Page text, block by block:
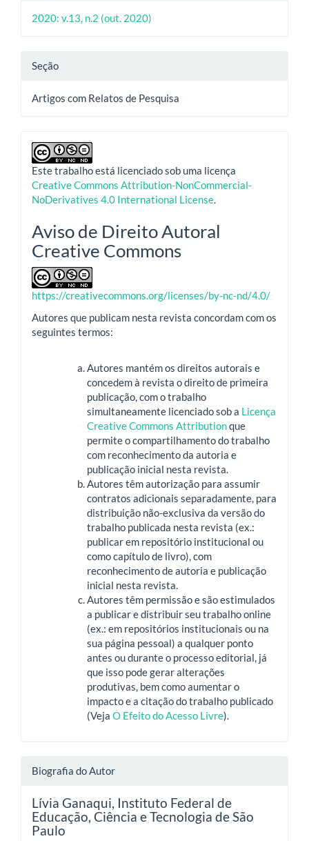
2020: v.13, n.2 (out. 2020)
Seção
Artigos com Relatos de Pesquisa
Este trabalho está licenciado sob uma licença
Creative Commons Attribution-NonCommercial-
NoDerivatives 4.0 International License
Aviso de Direito Autoral
Creative Commons
https://creativecommons.org/licenses/by-nc-nd/4.0/
Autores que publicam nesta revista concordam com os
seguintes termos:
Autores mantém os direitos autorais e
concedem à revista o direito de primeira
publicação, com o trabalho
simultaneamente licenciado sob a Licença
Creative Commons Attributionque
permite o compartilhamento do trabalho
com reconhecimento da autoria e
publicação inicial nesta revista.
Autores têm autorização para assumir
contratos adicionais separadamente, para
distribuição não-exclusiva da versão do
trabalho publicada nesta revista (ex.:
publicar em repositório institucional ou
como capítulo de livro), com
reconhecimento de autoria e publicação
inicial nesta revista.
Autores têm permissão e são estimulados
a publicar e distribuir seu trabalho online
(ex.: em repositórios institucionais ou na
sua página pessoal) a qualquer ponto
antes ou durante o processo editorial, já
que isso pode gerar alterações
produtivas, bem como aumentar o
impacto e a citação do trabalho publicado
(Veja O Efeito do Acesso Livre).
Biografia do Autor
Lívia Ganaqui, Instituto Federal de
Educação, Ciência e Tecnologia de São
Paulo